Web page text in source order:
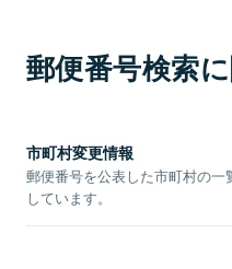
郵便番号検索
市町村変更情報
郵便番号を公表した市町村の
しています。